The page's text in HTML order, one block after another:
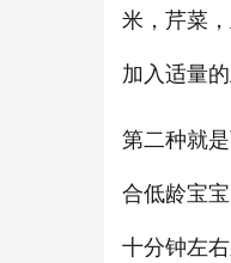
米，芹菜
加入适量
第二种就
合低龄宝
十分钟左